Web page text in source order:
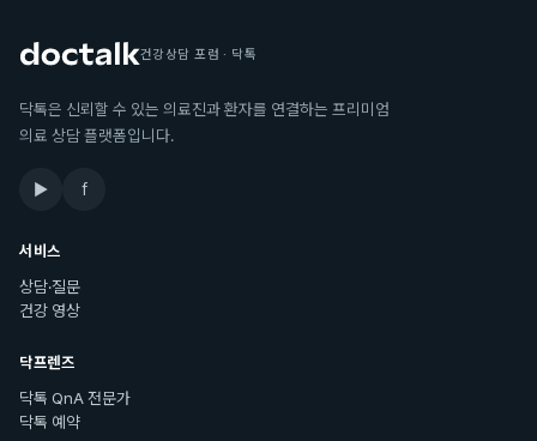
건강상담 포럼 · 닥톡
닥톡은 신뢰할 수 있는 의료진과 환자를 연결하는 프리미엄
의료 상담 플랫폼입니다.
▶ f
서비스
상담·질문
건강 영상
닥프렌즈
닥톡 QnA 전문가
닥톡 예약